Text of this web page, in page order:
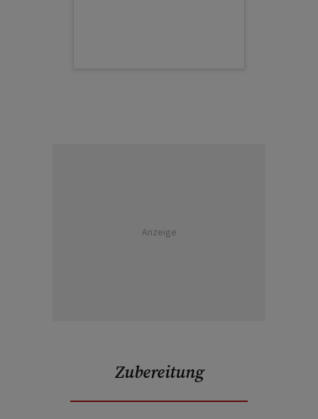
Anzeige
Zubereitung